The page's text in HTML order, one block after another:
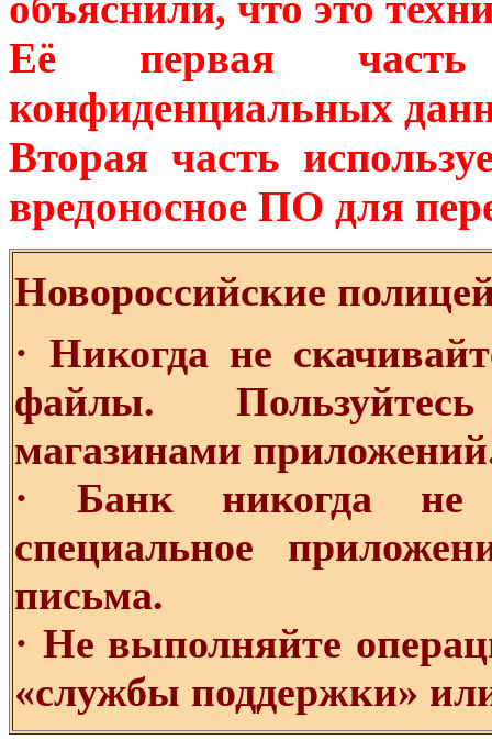
Её первая часть
конфиденциальных
Вторая часть
вредоносное ПО для
Новороссийские
· Никогда не
файлы.
магазинами
· Банк никогда не
специальное
письма.
· Не выполняйте
«службы поддержки»